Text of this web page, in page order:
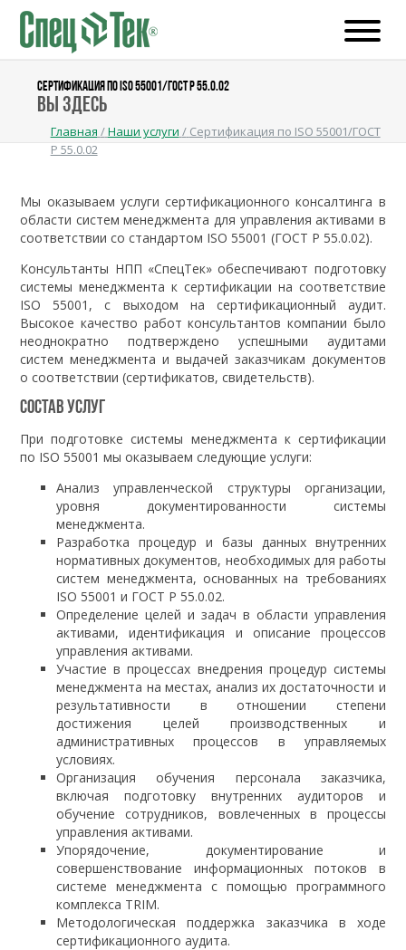
СЕРТИФИКАЦИЯ ПО ISO 55001/ГОСТ Р 55.0.02
Вы здесь
Главная /Наши услуги / Сертификация по ISO 55001/ГОСТ
Р 55.0.02
Мы оказываем услуги сертификационного консалтинга в
области систем менеджмента для управления активами в
соответствии со стандартом ISO 55001 (ГОСТ Р 55.0.02).
Консультанты НПП «СпецТек» обеспечивают подготовку
системы менеджмента к сертификации на соответствие
ISO 55001, с выходом на сертификационный аудит.
Высокое качество работ консультантов компании было
неоднократно подтверждено успешными аудитами
систем менеджмента и выдачей заказчикам документов
о соответствии (сертификатов, свидетельств).
Состав услуг
При подготовке системы менеджмента к сертификации
по ISO 55001 мы оказываем следующие услуги:
Анализ управленческой структуры организации,
уровня документированности системы
менеджмента.
Разработка процедур и базы данных внутренних
нормативных документов, необходимых для работы
систем менеджмента, основанных на требованиях
ISO 55001 и ГОСТ Р 55.0.02.
Определение целей и задач в области управления
активами, идентификация и описание процессов
управления активами.
Участие в процессах внедрения процедур системы
менеджмента на местах, анализ их достаточности и
результативности в отношении степени
достижения целей производственных и
административных процессов в управляемых
условиях.
Организация обучения персонала заказчика,
включая подготовку внутренних аудиторов и
обучение сотрудников, вовлеченных в процессы
управления активами.
Упорядочение, документирование и
совершенствование информационных потоков в
системе менеджмента с помощью программного
комплекса TRIM.
Методологическая поддержка заказчика в ходе
сертификационного аудита.